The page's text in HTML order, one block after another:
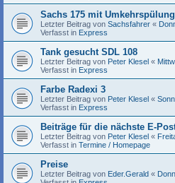
Sachs 175 mit Umkehrspülung
Letzter Beitrag von Sachsfahrer «
Verfasst in Express
Tank gesucht SDL 108
Letzter Beitrag von Peter Klesel «
Verfasst in Express
Farbe Radexi 3
Letzter Beitrag von Peter Klesel «
Verfasst in Express
Beiträge für die nächste E-
Letzter Beitrag von Peter Klesel «
Verfasst in Termine / Homepage
Preise
Letzter Beitrag von Eder.Gerald «